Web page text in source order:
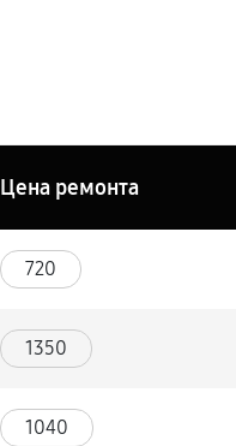
Цена ремонта
720
1350
1040